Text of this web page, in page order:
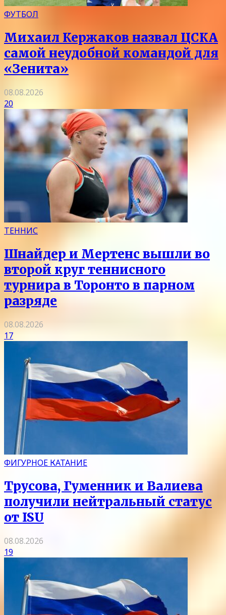
ФУТБОЛ
Михаил Кержаков назвал ЦСКА
самой неудобной командой для
«Зенита»
08.08.2026
20
ТЕННИС
Шнайдер и Мертенс вышли во
второй круг теннисного
турнира в Торонто в парном
разряде
08.08.2026
17
ФИГУРНОЕ КАТАНИЕ
Трусова, Гуменник и Валиева
получили нейтральный статус
от ISU
08.08.2026
19